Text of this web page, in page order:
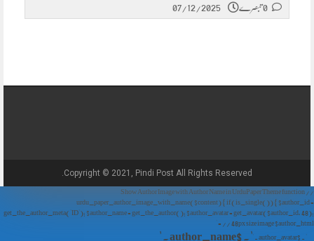
07/12/2025
Copyright © 2021, Pindi Post All Rights Reserved.
// Show Author Image with Author Name in UrduPaper Theme function
urdu_paper_author_image_with_name($content) { if (is_single()) { $author_id =
get_the_author_meta('ID'); $author_name = get_the_author(); $author_avatar = get_avatar($author_id, 48);
// 48px size image $author_html = '
' . $author_avatar . '
' . $author_name . '